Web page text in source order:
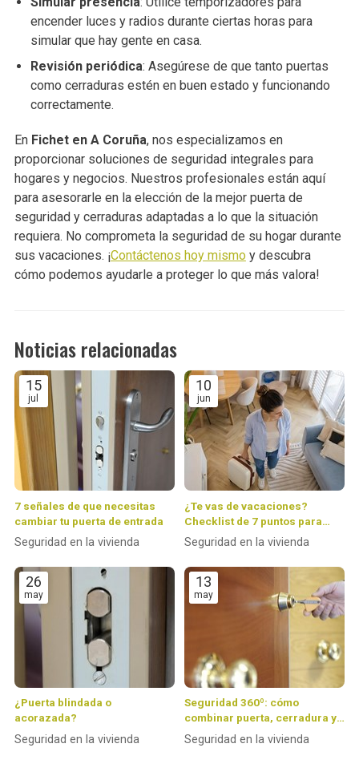
encender luces y radios durante ciertas horas para
simular que hay gente en casa.
Revisión periódica: Asegúrese de que tanto puertas
como cerraduras estén en buen estado y funcionando
correctamente.
En Fichet en A Coruña, nos especializamos en
proporcionar soluciones de seguridad integrales para
hogares y negocios. Nuestros profesionales están aquí
para asesorarle en la elección de la mejor puerta de
seguridad y cerraduras adaptadas a lo que la situación
requiera. No comprometa la seguridad de su hogar durante
sus vacaciones. ¡Contáctenos hoy mismoy descubra
cómo podemos ayudarle a proteger lo que más valora!
Noticias relacionadas
15
jul
7 señales de que necesitas
cambiar tu puerta de entrada
Seguridad en la vivienda
10
jun
¿Te vas de vacaciones?
Checklist de 7 puntos para
dejar tu casa 100 % protegida
Seguridad en la vivienda
26
may
¿Puerta blindada o
acorazada?
Seguridad en la vivienda
13
may
Seguridad 360º: cómo
combinar puerta, cerradura y
alarma para crear un hogar
inexpugnable
Seguridad en la vivienda